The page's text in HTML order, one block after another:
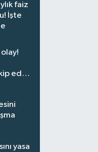
faiz
İşte
edip
yasa